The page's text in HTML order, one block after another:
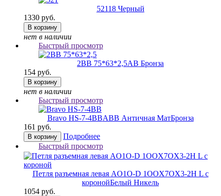
52118 Черный
1330 руб.
В корзину
нет в наличии
Быстрый просмотр
2ВВ 75*63*2,5AB Бронза
154 руб.
В корзину
нет в наличии
Быстрый просмотр
Bravo HS-7-4BBABB Античная МатБронза
161 руб.
В корзину
Подробнее
Быстрый просмотр
Петля разъемная левая AO1O-D 1OOX7OX3-2H L с
коронойБелый Никель
1054 руб.